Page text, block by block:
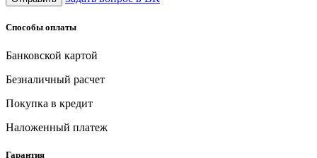
Способы оплаты
Банковской картой
Безналичный расчет
Покупка в кредит
Наложенный платеж
Гарантия